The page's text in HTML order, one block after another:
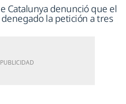
Catalunya denunció que el
denegado la petición a tres